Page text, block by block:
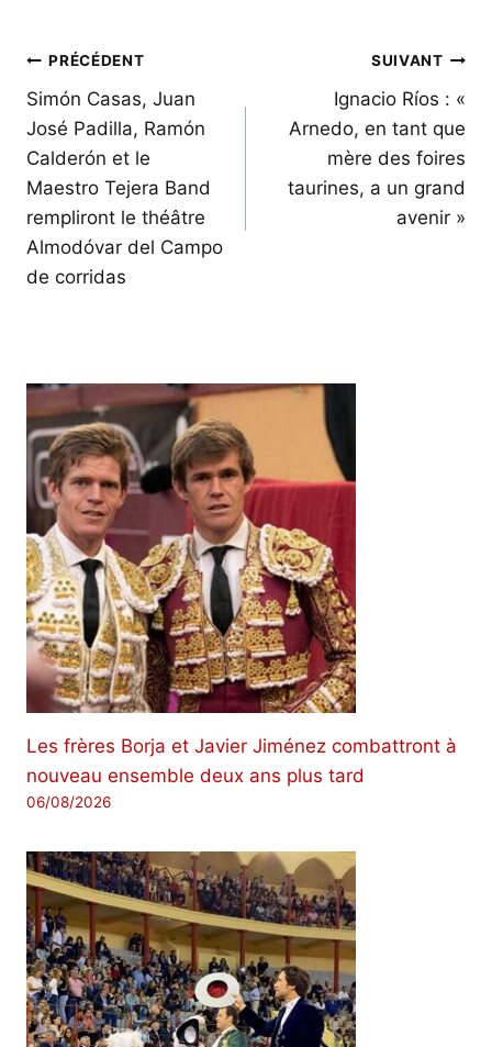
Navigation
de
l’article
PRÉCÉDENT
Simón Casas, Juan
José Padilla, Ramón
Calderón et le
Maestro Tejera Band
rempliront le théâtre
Almodóvar del Campo
de corridas
SUIVANT
Ignacio Ríos : «
Arnedo, en tant que
mère des foires
taurines, a un grand
avenir »
Les frères Borja et Javier Jiménez combattront à
nouveau ensemble deux ans plus tard
06/08/2026